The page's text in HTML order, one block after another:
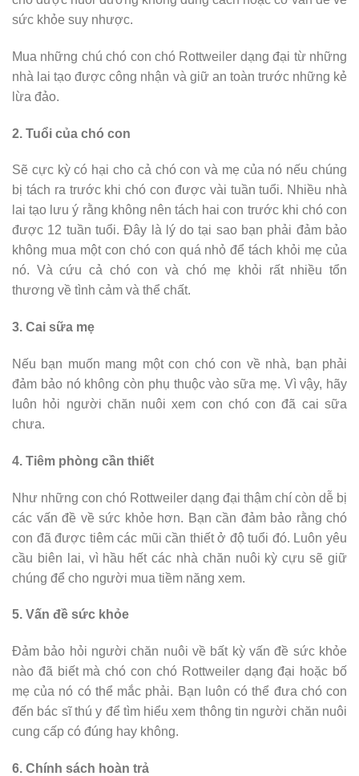
sức khỏe suy nhược.
Mua những chú chó con chó Rottweiler dạng đại từ những
nhà lai tạo được công nhận và giữ an toàn trước những kẻ
lừa đảo.
2. Tuổi của chó con
Sẽ cực kỳ có hại cho cả chó con và mẹ của nó nếu chúng
bị tách ra trước khi chó con được vài tuần tuổi. Nhiều nhà
lai tạo lưu ý rằng không nên tách hai con trước khi chó con
được 12 tuần tuổi. Đây là lý do tại sao bạn phải đảm bảo
không mua một con chó con quá nhỏ để tách khỏi mẹ của
nó. Và cứu cả chó con và chó mẹ khỏi rất nhiều tổn
thương về tình cảm và thể chất.
3. Cai sữa mẹ
Nếu bạn muốn mang một con chó con về nhà, bạn phải
đảm bảo nó không còn phụ thuộc vào sữa mẹ. Vì vậy, hãy
luôn hỏi người chăn nuôi xem con chó con đã cai sữa
chưa.
4. Tiêm phòng cần thiết
Như những con chó Rottweiler dạng đại thậm chí còn dễ bị
các vấn đề về sức khỏe hơn. Bạn cần đảm bảo rằng chó
con đã được tiêm các mũi cần thiết ở độ tuổi đó. Luôn yêu
cầu biên lai, vì hầu hết các nhà chăn nuôi kỳ cựu sẽ giữ
chúng để cho người mua tiềm năng xem.
5. Vấn đề sức khỏe
Đảm bảo hỏi người chăn nuôi về bất kỳ vấn đề sức khỏe
nào đã biết mà chó con chó Rottweiler dạng đại hoặc bố
mẹ của nó có thể mắc phải. Bạn luôn có thể đưa chó con
đến bác sĩ thú y để tìm hiểu xem thông tin người chăn nuôi
cung cấp có đúng hay không.
6. Chính sách hoàn trả